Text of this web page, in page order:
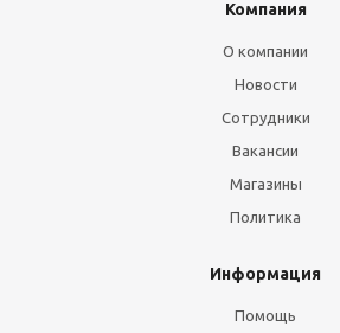
Компания
О компании
Новости
Сотрудники
Вакансии
Магазины
Политика
Информация
Помощь